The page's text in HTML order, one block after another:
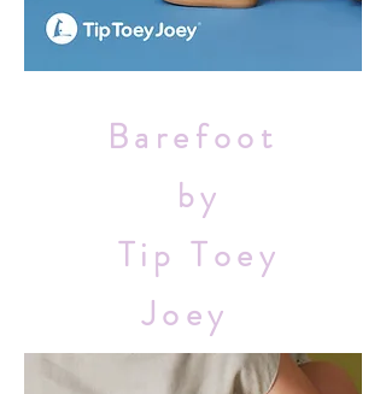
Barefoot
by
Tip Toey
Joey